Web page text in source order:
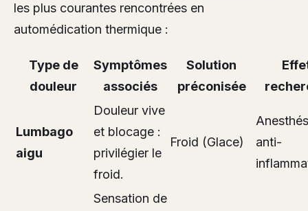
les plus courantes rencontrées en
automédication thermique :
Type de
douleur
Symptômes
associés
Solution
préconisée
Lumbago
aigu
Douleur vive
et blocage :
privilégier le
froid.
Froid (Glace)
anti-
Sensation de